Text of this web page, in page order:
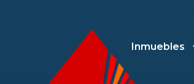
Inmuebles